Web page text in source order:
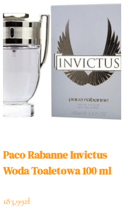
Paco Rabanne Invictus
Woda Toaletowa 100 ml
183,99zł